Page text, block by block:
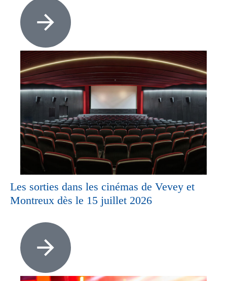
Les sorties dans les cinémas de Vevey et
Montreux dès le 15 juillet 2026